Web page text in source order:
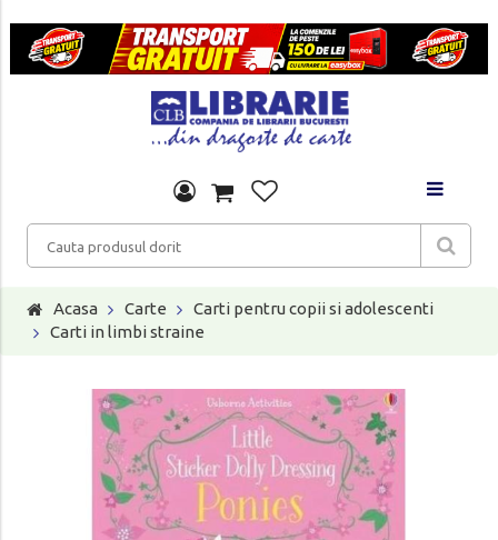
Acasa Carte
Carti pentru copii si adolescenti
Carti in limbi straine